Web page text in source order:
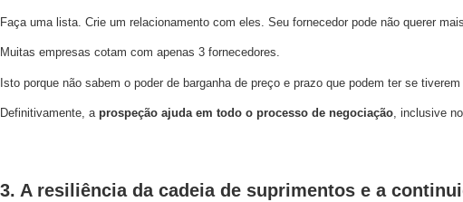
Faça uma lista. Crie um relacionamento com eles. Seu fornecedor pode não querer
Muitas empresas cotam com apenas 3 fornecedores.
Isto porque não sabem o poder de barganha de preço e prazo que podem ter se
Definitivamente, a prospeção ajuda em todo o processo de negociação, inclusive
3. A resiliência da cadeia de suprimentos e a